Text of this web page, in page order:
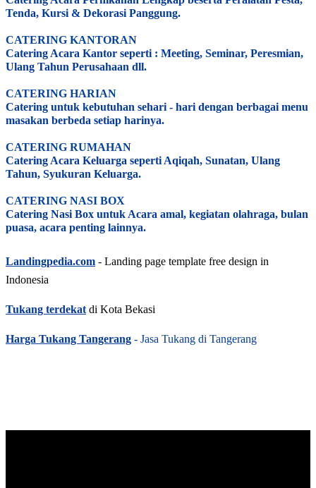
Tenda, Kursi & Dekorasi Panggung.
CATERING KANTORAN
Catering Acara Kantor seperti : Meeting, Seminar, Peresmian,
Ulang Tahun Perusahaan dll.
CATERING HARIAN
Catering untuk kebutuhan sehari - hari dengan berbagai menu
masakan berbeda setiap harinya.
CATERING RUMAHAN
Catering Acara Keluarga seperti Aqiqah, Sunatan, Ulang
Tahun, Syukuran Keluarga.
CATERING NASI BOX
Catering Nasi Box untuk Acara amal, kegiatan olahraga, bulan
puasa, acara penting lainnya.
Landingpedia.com - Landing page template free design in
Indonesia
Tukang terdekatdi Kota Bekasi
Harga Tukang Tangerang - Jasa Tukang di Tangerang